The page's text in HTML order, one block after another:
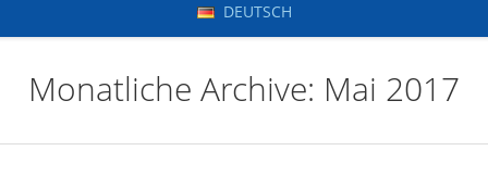
DEUTSCH
Monatliche Archive: Mai 2017